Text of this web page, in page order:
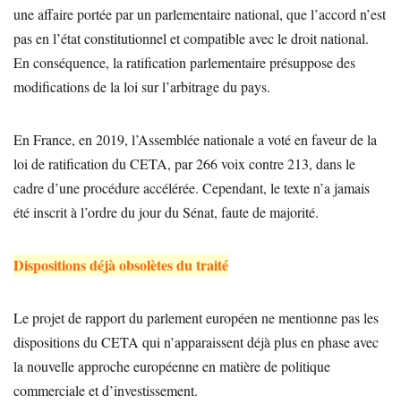
une affaire portée par un parlementaire national, que l’accord n’est
pas en l’état constitutionnel et compatible avec le droit national.
En conséquence, la ratification parlementaire présuppose des
modifications de la loi sur l’arbitrage du pays.
En France, en 2019, l’Assemblée nationale a voté en faveur de la
loi de ratification du CETA, par 266 voix contre 213, dans le
cadre d’une procédure accélérée. Cependant, le texte n’a jamais
été inscrit à l’ordre du jour du Sénat, faute de majorité.
Dispositions déjà obsolètes du traité
Le projet de rapport du parlement européen ne mentionne pas les
dispositions du CETA qui n’apparaissent déjà plus en phase avec
la nouvelle approche européenne en matière de politique
commerciale et d’investissement.